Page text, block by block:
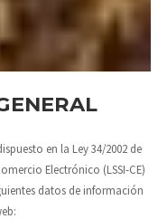
en la Ley 34/2002 de
Electrónico (LSSI-CE)
datos de información